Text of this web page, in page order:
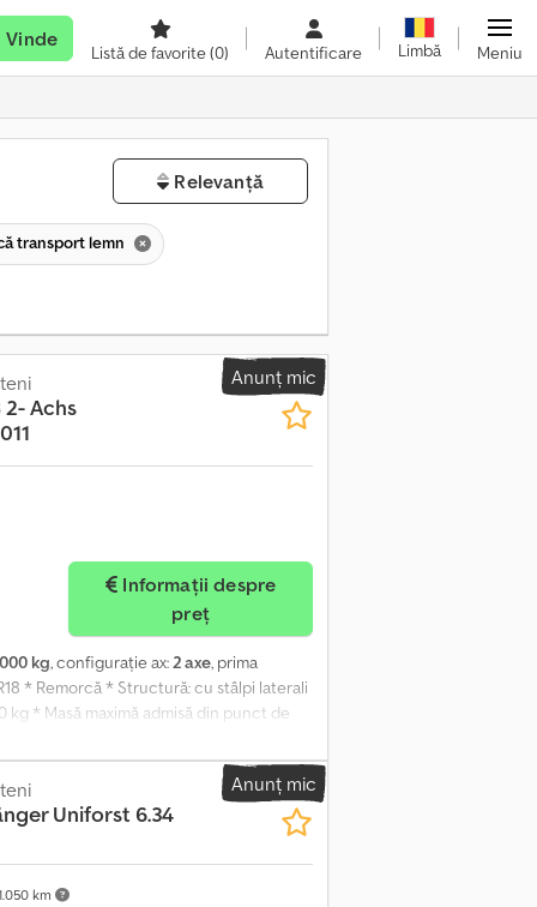
Vinde
Listă de favorite(0) Autentificare Limbă Meniu
Relevanță
transport lemn
Anunț mic
2- Achs
preț
kg, configurație ax:2 axe, prima
* Remorcă * Structură: cu stâlpi laterali
kg * Masă maximă admisă din punct de
Hofx Aaxea * Sarcină admisă pe axă:
07.11.2011
Anunț mic
km
Uniforst 6.34